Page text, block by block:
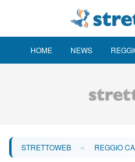
HOME NEWS
STRETTOWEB » REGGIO